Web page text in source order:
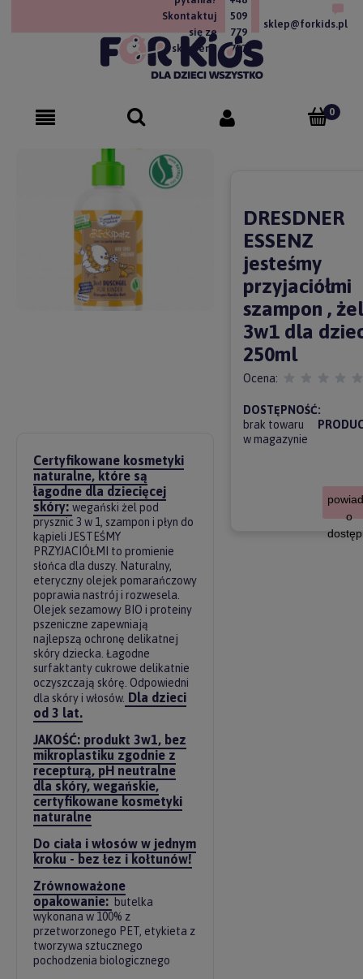
Skontaktuj
się ze
sklepem!
509
779
757
sklep@forkids.pl
Certyfikowane kosmetyki
naturalne, które są
łagodne dla dziecięcej
skóry: wegański żel pod
prysznic 3 w 1, szampon i płyn do
kąpieli JESTEŚMY
PRZYJACIÓŁMI to promienie
słońca dla duszy. Naturalny,
eteryczny olejek pomarańczowy
poprawia nastrój i rozwesela.
Olejek sezamowy BIO i proteiny
pszeniczne zapewniają
najlepszą ochronę delikatnej
skóry dziecka. Łagodne
surfaktanty cukrowe delikatnie
oczyszczają skórę. Odpowiedni
dla skóry i włosów. Dla dzieci
od 3 lat.
JAKOŚĆ: produkt 3w1, bez
mikroplastiku zgodnie z
recepturą, pH neutralne
dla skóry, wegańskie,
certyfikowane kosmetyki
naturalne
Do ciała i włosów w jednym
kroku - bez łez i kołtunów!
Zrównoważone
opakowanie: butelka
wykonana w 100% z
przetworzonego PET, etykieta z
tworzywa sztucznego
pochodzenia biologicznego
DRESDNER
ESSENZ
jesteśmy
przyjaciółmi
szampon , żel
3w1 dla
250ml
Ocena:
DOSTĘPNOŚĆ:
brak towaru
w magazynie
o